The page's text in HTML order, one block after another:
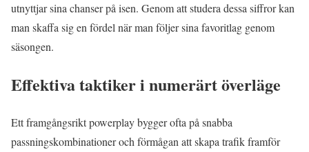
utnyttjar sina chanser på isen. Genom att studera dessa siffror kan
man skaffa sig en fördel när man följer sina favoritlag genom
säsongen.
Effektiva taktiker i numerärt överläge
Ett framgångsrikt powerplay bygger ofta på snabba
passningskombinationer och förmågan att skapa trafik framför